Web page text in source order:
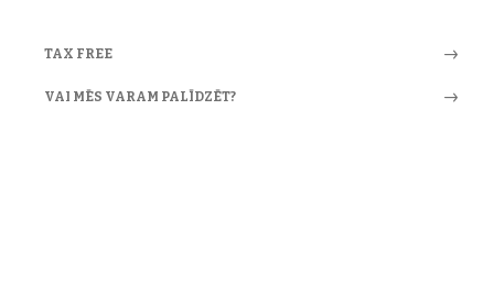
TAX FREE
VAI MĒS VARAM PALĪDZĒT?